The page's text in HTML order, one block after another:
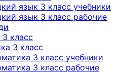
язык 3 класс учебники
язык 3 класс рабочие
класс
3 класс
3 класс учебники
3 класс рабочие